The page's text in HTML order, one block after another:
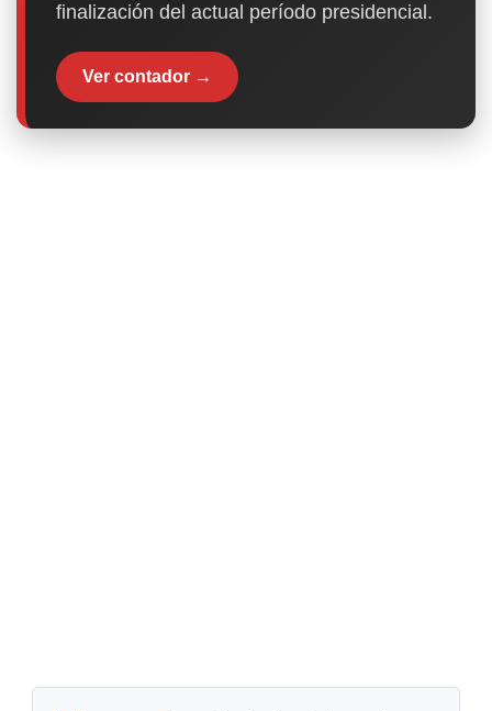
finalización del actual período presidencial.
Ver contador →